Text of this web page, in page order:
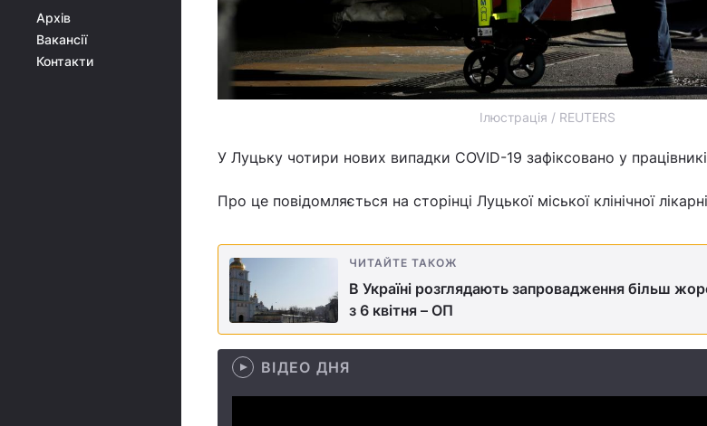
Архів
Вакансії
Контакти
Ілюстрація / REUTERS
У Луцьку чотири нових випадки COVID-19 зафіксовано у
Про це повідомляється на сторінці Луцької міської клінічної
ЧИТАЙТЕ ТАКОЖ
В Україні розглядають запровадження більш
з 6 квітня – ОП
ВІДЕО ДНЯ